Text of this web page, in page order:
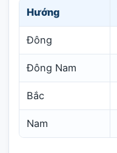
Hướng
Đông
Đông Nam
Bắc
Nam